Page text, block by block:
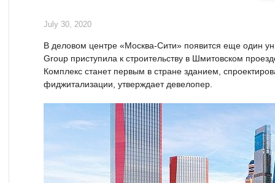
July 30, 2020
В деловом центре «Москва-Сити» появится еще один
Group приступила к строительству в Шмитовском
Комплекс станет первым в стране зданием,
фиджитализации, утверждает девелопер.